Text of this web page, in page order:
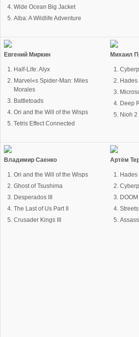
Wide Ocean Big Jacket
Alba: A Wildlife Adventure
Евгений Миркин
Half-Life: Alyx
Marvel«s Spider-Man: Miles
Morales
Battletoads
Ori and the Will of the Wisps
Tetris Effect Connected
Михаил
Hades
Deep
Nioh 2
Владимир Саенко
Ori and the Will of the Wisps
Ghost of Tsushima
Desperados III
The Last of Us Part II
Crusader Kings III
Артём
Hades